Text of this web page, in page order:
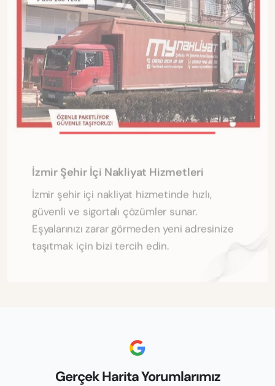
İzmir şehir içi nakliyat hizmetinde hızlı,
güvenli ve sigortalı çözümler sunar.
Eşyalarınızı zarar görmeden yeni adresinize
taşıtmak için bizi tercih edin.
Gerçek Harita Yorumlarımız